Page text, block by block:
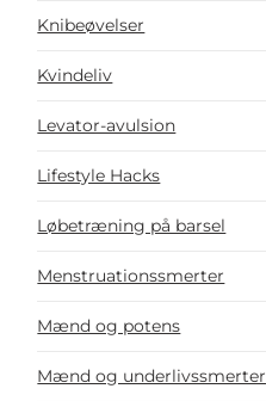
Knibeøvelser
Kvindeliv
Levator-avulsion
Lifestyle Hacks
Løbetræning på barsel
Menstruationssmerter
Mænd og potens
Mænd og underlivssmerter